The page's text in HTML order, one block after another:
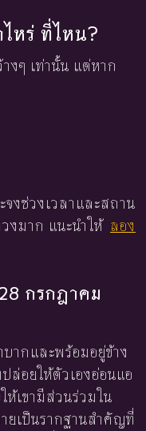
หร่ ที่ไหน?
งๆ เท่านั้น แต่หาก
งช่วงเวลาและสถาน
งมาก แนะนำให้ ลอง
กรกฎาคม
ากและพร้อมอยู่ข้าง
อยให้ตัวเองอ่อนแอ
ห้เขามีส่วนร่วมใน
ยเป็นรากฐานสำคัญที่